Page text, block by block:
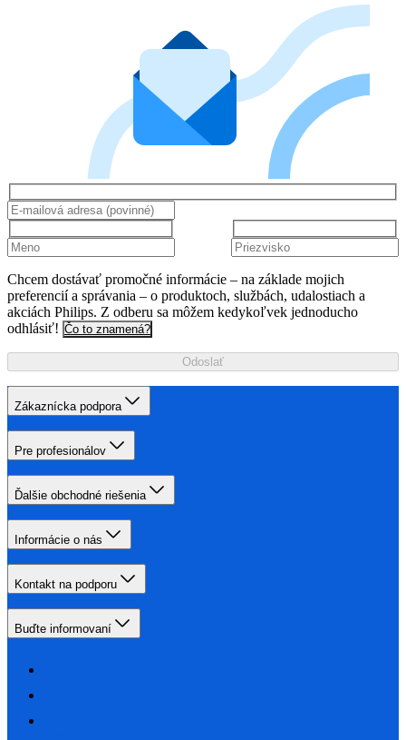
Chcem dostávať promočné informácie – na základe mojich
preferencií a správania – o produktoch, službách, udalostiach a
akciách Philips. Z odberu sa môžem kedykoľvek jednoducho
odhlásiť! Čo to znamená?
Odoslať
Zákaznícka podpora
Pre profesionálov
Ďalšie obchodné riešenia
Informácie o nás
Kontakt na podporu
Buďte informovaní